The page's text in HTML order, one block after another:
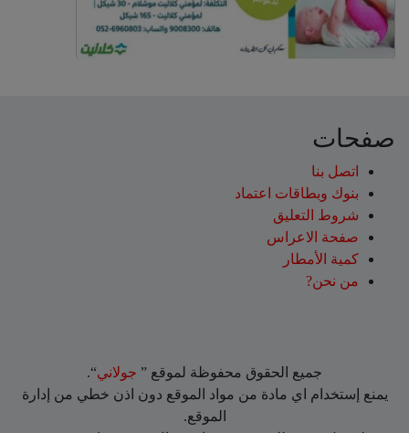
صفحات
اتصل بنا
بنوك وبطاقات اعتماد
شروط التعليق‎
صفحة الاعراس
كمية الأمطار
من نحن?
جميع الحقوق محفوظة لموقع ” جولاني“.
يمنع إستخدام اي مادة من مواد الموقع دون اذن خطي من إدارة
الموقع.